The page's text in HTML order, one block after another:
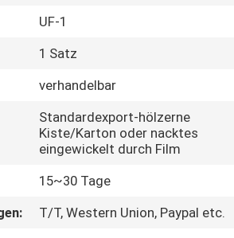
UF-1
1 Satz
verhandelbar
Standardexport-hölzerne
Kiste/Karton oder nacktes
eingewickelt durch Film
15~30 Tage
T/T, Western Union, Paypal etc.